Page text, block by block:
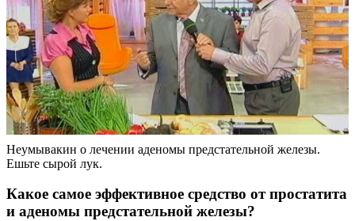
Неумывакин о лечении аденомы предстательной железы.
Ешьте сырой лук.
Какое самое эффективное средство от простатита
и аденомы предстательной железы?